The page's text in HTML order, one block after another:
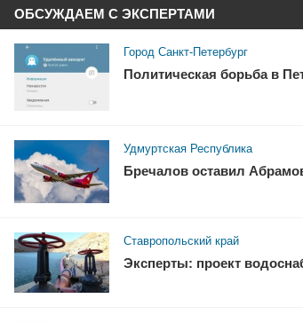
ОБСУЖДАЕМ С ЭКСПЕРТАМИ
Город Санкт-Петербург
Политическая борьба в
Удмуртская Республика
Бречалов оставил
Ставропольский край
Эксперты: проект